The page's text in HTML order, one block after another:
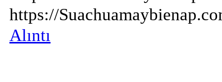
https://
Alıntı